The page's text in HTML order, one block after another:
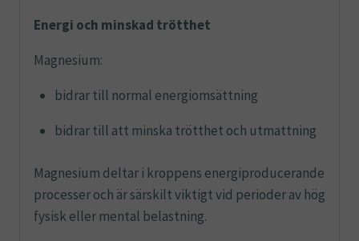
Energi och minskad trötthet
Magnesium:
bidrar till normal energiomsättning
bidrar till att minska trötthet och utmattning
Magnesium deltar i kroppens energiproducerande
processer och är särskilt viktigt vid perioder av hög
fysisk eller mental belastning.